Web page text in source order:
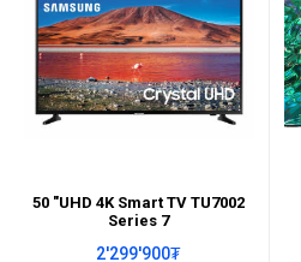
50 "UHD 4K Smart TV TU7002
Series 7
2'299'900₮